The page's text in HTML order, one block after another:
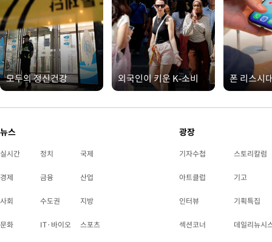
모두의 정신건강 외국인이 키운 K-소비 폰 리스시
뉴스
실시간 정치 국제
경제 금융 산업
사회 수도권 지방
문화 IT·바이오 스포츠
광장
기자수첩 스토리칼럼
아트클럽 기고
인터뷰 기획특집
섹션코너 데일리뉴시